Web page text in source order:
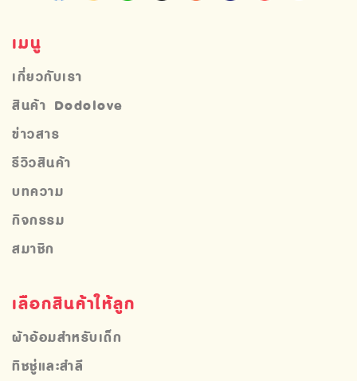
เมนู
เกี่ยวกับเรา
สินค้า Dodolove
ข่าวสาร
รีวิวสินค้า
บทความ
กิจกรรม
สมาชิก
เลือกสินค้าให้ลูก
ผ้าอ้อมสำหรับเด็ก
ทิชชู่และสำลี